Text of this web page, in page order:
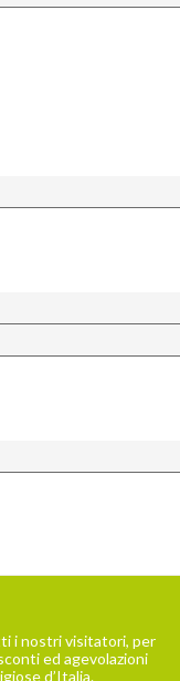
i nostri visitatori, per
ed agevolazioni
d’Italia.